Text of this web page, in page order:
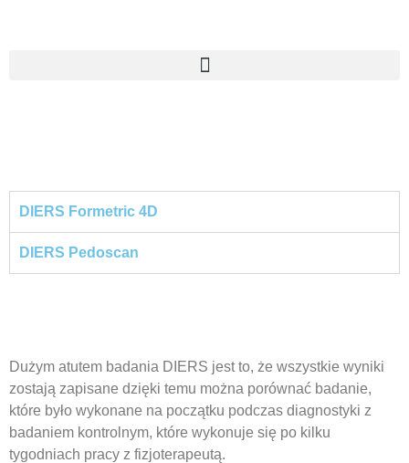
DIERS Formetric 4D
DIERS Pedoscan
Dużym atutem badania DIERS jest to, że wszystkie wyniki
zostają zapisane dzięki temu można porównać badanie,
które było wykonane na początku podczas diagnostyki z
badaniem kontrolnym, które wykonuje się po kilku
tygodniach pracy z fizjoterapeutą.